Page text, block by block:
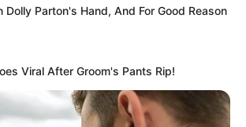
Dolly Parton's Hand, And For Good Reason
Viral After Groom's Pants Rip!